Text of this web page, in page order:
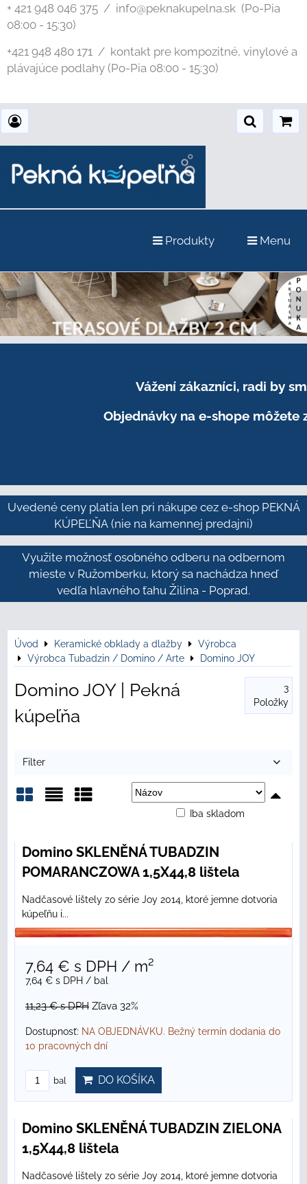
+ 421 948 046 375 / info@peknakupelna.sk (Po-Pia
08:00 - 15:30)
+421 948 480 171 / kontakt pre kompozitné, vinylové a
plávajúce podlahy (Po-Pia 08:00 - 15:30)
Produkty Menu
Vážení zákazníci, radi by
Objednávky na e-shope môžete
Uvedené ceny platia len pri nákupe cez e-shop PEKNÁ
KÚPEĽŇA (nie na kamennej predajni)
Využite možnosť osobného odberu na odbernom
mieste v Ružomberku, ktorý sa nachádza hneď
vedľa hlavného ťahu Žilina - Poprad.
Úvod Keramické obklady a dlažby
Výrobca
Výrobca Tubadzin / Domino / Arte
Domino JOY
Domino JOY | Pekná
kúpeľňa
3
Položky
Filter
Iba skladom
Domino SKLENĚNÁ TUBADZIN
POMARANCZOWA 1,5X44,8 lištela
Nadčasové lištely zo série Joy 2014, ktoré jemne dotvoria
kúpeľňu i...
7,64 € s DPH / m²
7,64 € s DPH / bal
11,23 €s DPH Zľava 32%
Dostupnosť: NA OBJEDNÁVKU. Bežný termín dodania do
10 pracovných dní
bal DO KOŠÍKA
Domino SKLENĚNÁ TUBADZIN ZIELONA
1,5X44,8 lištela
Nadčasové lištely zo série Joy 2014, ktoré jemne dotvoria